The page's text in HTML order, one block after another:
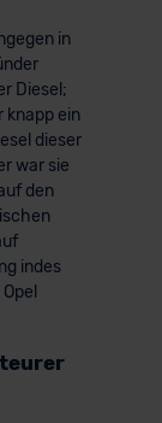
in
Diesel;
knapp ein
dieser
war sie
den
indes